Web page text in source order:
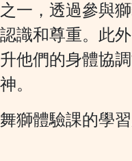
一，透過參與
識和尊重。此
他們的身體協
。
獅體驗課的學